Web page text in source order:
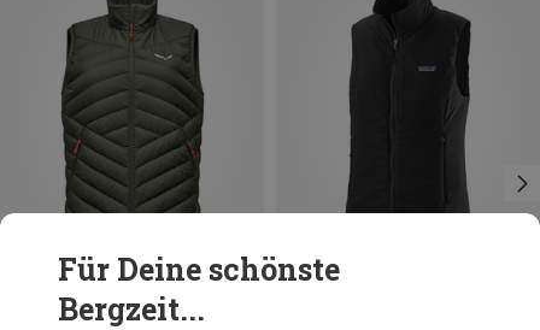
Du sparst 14%
Für Deine schönste
Bergzeit...